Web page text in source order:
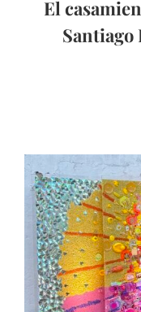
El
Santiago